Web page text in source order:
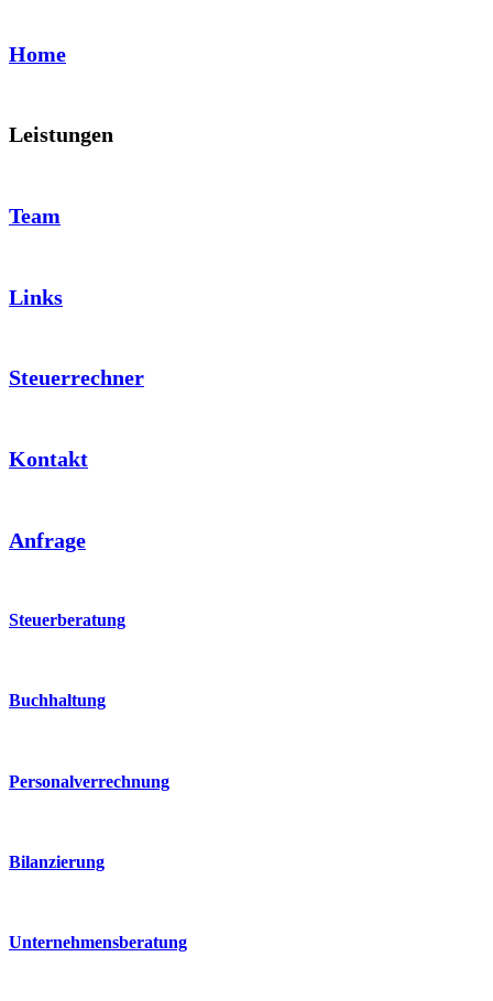
Home
Leistungen
Team
Links
Steuerrechner
Kontakt
Anfrage
Steuerberatung
Buchhaltung
Personalverrechnung
Bilanzierung
Unternehmensberatung